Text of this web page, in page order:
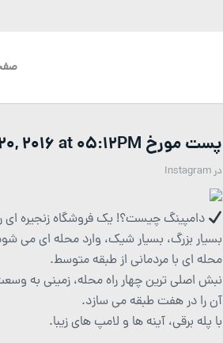
پست مورخ June 20, 2016 at 05:12PM
درInstagram
دامپینگ چیست؟! یک فروشگاه زنجیره ای
بسیار بزرگ، بسیار شیک، وارد محله ای می
محله ای با مردمانی از طبقه متوسط.
نبش اصلی ترین چهار راه محله، زمینی به وسعت 10 هزار مترمربع را می
آن را در هفت طبقه می سازد.
با پله برقی، آینه ها و لامپ های زیبا.